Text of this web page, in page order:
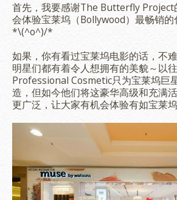
首先，我要感谢The Butterfly Project
会体验宝莱坞（Bollywood）最畅销的
*\(^o^)/*
如果，你有看过宝莱坞电影的话，不
明星们都有着令人想拥有的美貌～以
Professional Cosmetic只为宝莱坞巨
造，但如今他们将这豪华高级和充满
更广泛，让大家有机会体验有如宝莱